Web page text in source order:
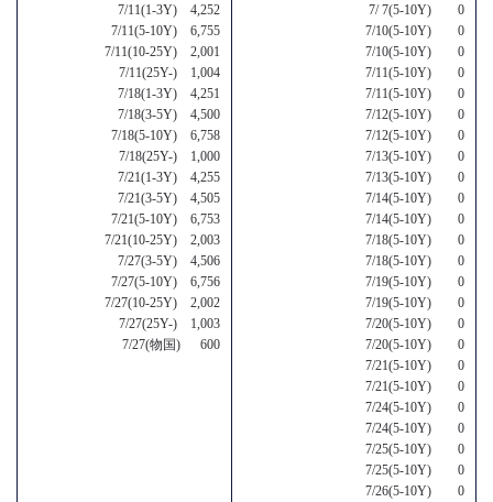
7/11(1-3Y) 4,252
7/11(5-10Y) 6,755
7/11(10-25Y) 2,001
7/11(25Y-) 1,004
7/18(1-3Y) 4,251
7/18(3-5Y) 4,500
7/18(5-10Y) 6,758
7/18(25Y-) 1,000
7/21(1-3Y) 4,255
7/21(3-5Y) 4,505
7/21(5-10Y) 6,753
7/21(10-25Y) 2,003
7/27(3-5Y) 4,506
7/27(5-10Y) 6,756
7/27(10-25Y) 2,002
7/27(25Y-) 1,003
7/27(物国) 600
7/ 7(5-10Y) 0
7/10(5-10Y) 0
7/10(5-10Y) 0
7/11(5-10Y) 0
7/11(5-10Y) 0
7/12(5-10Y) 0
7/12(5-10Y) 0
7/13(5-10Y) 0
7/13(5-10Y) 0
7/14(5-10Y) 0
7/14(5-10Y) 0
7/18(5-10Y) 0
7/18(5-10Y) 0
7/19(5-10Y) 0
7/19(5-10Y) 0
7/20(5-10Y) 0
7/20(5-10Y) 0
7/21(5-10Y) 0
7/21(5-10Y) 0
7/24(5-10Y) 0
7/24(5-10Y) 0
7/25(5-10Y) 0
7/25(5-10Y) 0
7/26(5-10Y) 0